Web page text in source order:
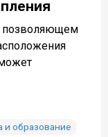
позволяющем
и образование